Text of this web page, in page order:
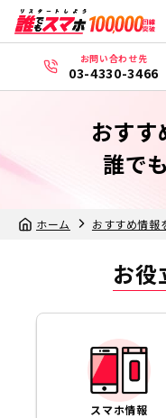
お問い合わせ先
03-4330-3466
おすす
誰で
ホーム おすすめ情報
お役
スマホ情報